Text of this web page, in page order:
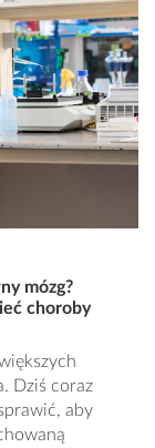
mózg?
choroby
Dziś coraz
aby